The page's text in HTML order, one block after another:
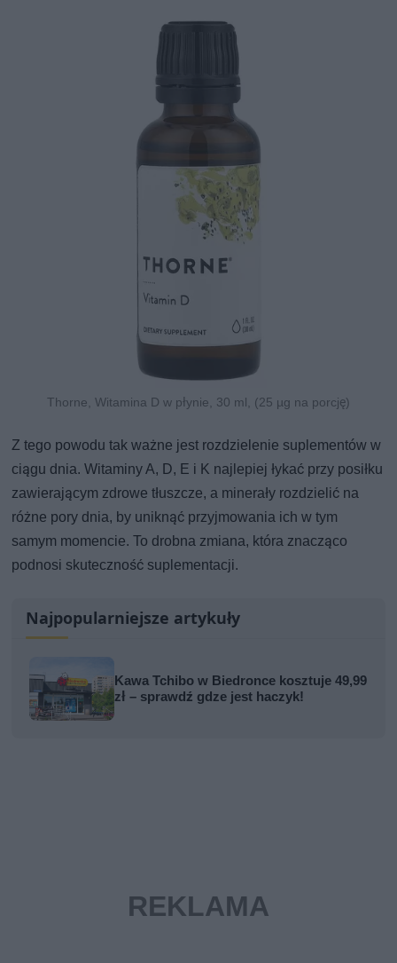
Thorne, Witamina D w płynie, 30 ml, (25 µg na porcję)
Z tego powodu tak ważne jest rozdzielenie suplementów w
ciągu dnia. Witaminy A, D, E i K najlepiej łykać przy posiłku
zawierającym zdrowe tłuszcze, a minerały rozdzielić na
różne pory dnia, by uniknąć przyjmowania ich w tym
samym momencie. To drobna zmiana, która znacząco
podnosi skuteczność suplementacji.
Najpopularniejsze artykuły
Kawa Tchibo w Biedronce kosztuje 49,99
zł – sprawdź gdze jest haczyk!